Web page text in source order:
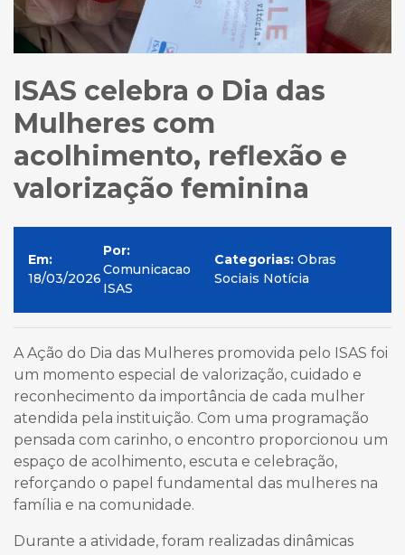
ISAS celebra o Dia das
Mulheres com
acolhimento, reflexão e
valorização feminina
Em:
18/03/2026
Por:
Comunicacao
ISAS
Categorias:Obras
Sociais Notícia
A Ação do Dia das Mulheres promovida pelo ISAS foi
um momento especial de valorização, cuidado e
reconhecimento da importância de cada mulher
atendida pela instituição. Com uma programação
pensada com carinho, o encontro proporcionou um
espaço de acolhimento, escuta e celebração,
reforçando o papel fundamental das mulheres na
família e na comunidade.
Durante a atividade, foram realizadas dinâmicas